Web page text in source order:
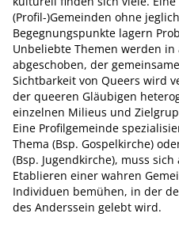
(Profil-)Gemeinden ohne
Begegnungspunkte lagern
Unbeliebte Themen werden in
abgeschoben, der
Sichtbarkeit von Queers wird
der queeren Gläubigen
einzelnen Milieus und
Eine Profilgemeinde
Thema (Bsp. Gospelkirche)
(Bsp. Jugendkirche), muss
Etablieren einer wahren
Individuen bemühen, in der
des Anderssein gelebt wird.